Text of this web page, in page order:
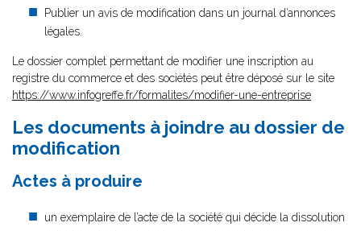
Publier un avis de modification dans un journal d’annonces
légales.
Le dossier complet permettant de modifier une inscription au
registre du commerce et des sociétés peut être déposé sur le site
https://www.infogreffe.fr/formalites/modifier-une-entreprise
Les documents à joindre au dossier de
modification
Actes à produire
un exemplaire de l’acte de la société qui décide la dissolution